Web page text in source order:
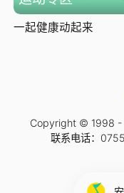
一起健康动起来
Copyright © 1998 -
联系电话：